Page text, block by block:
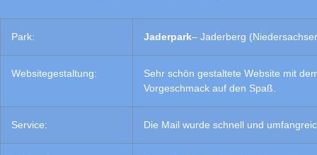
Park: Jaderpark– Jaderberg
Websitegestaltung:
Sehr schön gestaltete Website mit
Vorgeschmack auf den Spaß.
Service: Die Mail wurde schnell und